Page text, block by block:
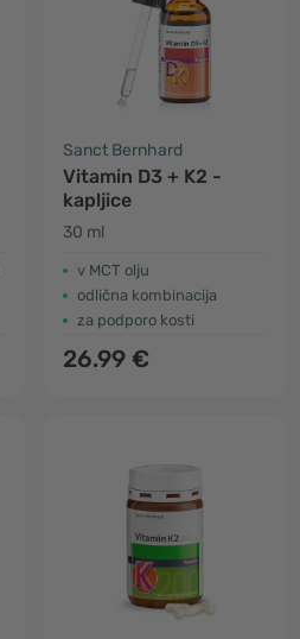
Sanct Bernhard
Vitamin D3 + K2 -
kapljice
30 ml
v MCT olju
odlična kombinacija
za podporo kosti
26.99 €